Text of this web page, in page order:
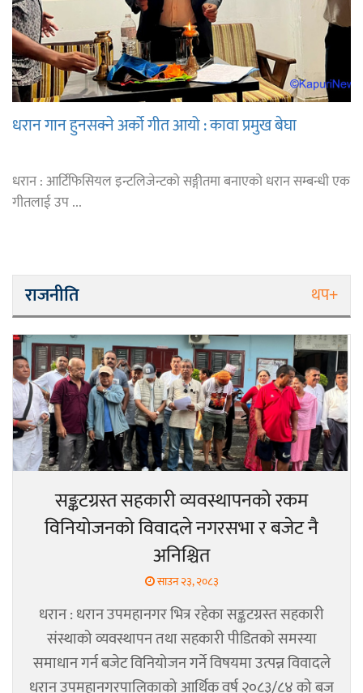
धरान गान हुनसक्ने अर्को गीत आयो : कावा प्रमुख बेघा
धरान : आर्टिफिसियल इन्टलिजेन्टको सङ्गीतमा बनाएको धरान सम्बन्धी एक
गीतलाई उप ...
राजनीति थप+
सङ्कटग्रस्त सहकारी व्यवस्थापनको रकम
विनियोजनको विवादले नगरसभा र बजेट नै
अनिश्चित
साउन २३, २०८३
धरान : धरान उपमहानगर भित्र रहेका सङ्कटग्रस्त सहकारी
संस्थाको व्यवस्थापन तथा सहकारी पीडितको समस्या
समाधान गर्न बजेट विनियोजन गर्ने विषयमा उत्पन्न विवादले
धरान उपमहानगरपालिकाको आर्थिक वर्ष २०८३/८४ को बज